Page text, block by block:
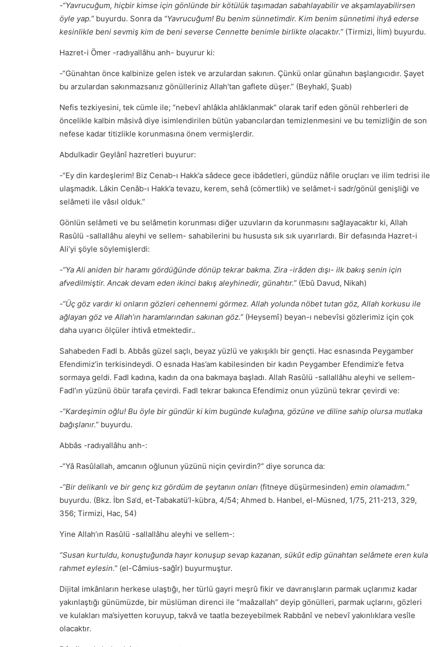
-“Yavrucuğum, hiçbir kimse için gönlünde bir kötülük taşımadan sabahlayabilir ve akşamlayabilirsen
öyle yap.” buyurdu. Sonra da “Yavrucuğum! Bu benim sünnetimdir. Kim benim sünnetimi ihyâ ederse
kesinlikle beni sevmiş kim de beni severse Cennette benimle birlikte olacaktır.” (Tirmizi, İlim) buyurdu.
Hazret-i Ömer -radıyallâhu anh- buyurur ki:
-“Günahtan önce kalbinize gelen istek ve arzulardan sakının. Çünkü onlar günahın başlangıcıdır. Şayet
bu arzulardan sakınmazsanız gönülleriniz Allah’tan gaflete düşer.” (Beyhakî, Şuab)
Nefis tezkiyesini, tek cümle ile; “nebevî ahlâkla ahlâklanmak” olarak tarif eden gönül rehberleri de
öncelikle kalbin mâsivâ diye isimlendirilen bütün yabancılardan temizlenmesini ve bu temizliğin de son
nefese kadar titizlikle korunmasına önem vermişlerdir.
Abdulkadir Geylânî hazretleri buyurur:
-“Ey din kardeşlerim! Biz Cenab-ı Hakk’a sâdece gece ibâdetleri, gündüz nâfile oruçları ve ilim tedrisi ile
ulaşmadık. Lâkin Cenâb-ı Hakk’a tevazu, kerem, sehâ (cömertlik) ve selâmet-i sadr/gönül genişliği ve
selâmeti ile vâsıl olduk.”
Gönlün selâmeti ve bu selâmetin korunması diğer uzuvların da korunmasını sağlayacaktır ki, Allah
Rasûlü -sallallâhu aleyhi ve sellem- sahabilerini bu hususta sık sık uyarırlardı. Bir defasında Hazret-i
Ali’yi şöyle söylemişlerdi:
-“Ya Ali aniden bir haramı gördüğünde dönüp tekrar bakma. Zira -irâden dışı- ilk bakış senin için
afvedilmiştir. Ancak devam eden ikinci bakış aleyhinedir, günahtır.” (Ebû Davud, Nikah)
-“Üç göz vardır ki onların gözleri cehennemi görmez. Allah yolunda nöbet tutan göz, Allah korkusu ile
ağlayan göz ve Allah’ın haramlarından sakınan göz.” (Heysemî) beyan-ı nebevîsi gözlerimiz için çok
daha uyarıcı ölçüler ihtivâ etmektedir..
Sahabeden Fadl b. Abbâs güzel saçlı, beyaz yüzlü ve yakışıklı bir gençti. Hac esnasında Peygamber
Efendimiz’in terkisindeydi. O esnada Has’am kabilesinden bir kadın Peygamber Efendimiz’e fetva
sormaya geldi. Fadl kadına, kadın da ona bakmaya başladı. Allah Rasûlü -sallallâhu aleyhi ve sellem-
Fadl’ın yüzünü öbür tarafa çevirdi. Fadl tekrar bakınca Efendimiz onun yüzünü tekrar çevirdi ve:
-“Kardeşimin oğlu! Bu öyle bir gündür ki kim bugünde kulağına, gözüne ve diline sahip olursa mutlaka
bağışlanır.” buyurdu.
Abbâs -radıyallâhu anh-:
-“Yâ Rasûlallah, amcanın oğlunun yüzünü niçin çevirdin?” diye sorunca da:
-“Bir delikanlı ve bir genç kız gördüm de şeytanın onları (fitneye düşürmesinden) emin olamadım.”
buyurdu. (Bkz. İbn Sa‘d, et-Tabakatü’l-kübra, 4/54; Ahmed b. Hanbel, el-Müsned, 1/75, 211-213, 329,
356; Tirmizi, Hac, 54)
Yine Allah’ın Rasûlü -sallallâhu aleyhi ve sellem-:
“Susan kurtuldu, konuştuğunda hayır konuşup sevap kazanan, sükût edip günahtan selâmete eren kula
rahmet eylesin.” (el-Câmius-sağîr) buyurmuştur.
Dijital imkânların herkese ulaştığı, her türlü gayri meşrû fikir ve davranışların parmak uçlarımız kadar
yakınlaştığı günümüzde, bir müslüman direnci ile “maâzallah” deyip gönülleri, parmak uçlarını, gözleri
ve kulakları ma’siyetten koruyup, takvâ ve taatla bezeyebilmek Rabbânî ve nebevî yakınlıklara vesîle
olacaktır.